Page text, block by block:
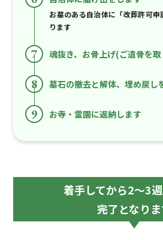
お墓のある自治体に「改葬許可申
ります
7 魂抜き、お骨上げ(ご遺骨を
8 墓石の撤去と解体、埋め戻し
9 お寺・霊園に返納します
着手してから2～3
完了となり